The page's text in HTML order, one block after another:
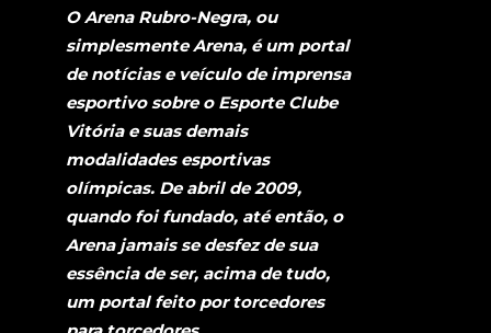
O Arena Rubro-Negra, ou
simplesmente Arena, é um portal
de notícias e veículo de imprensa
esportivo sobre o Esporte Clube
Vitória e suas demais
modalidades esportivas
olímpicas. De abril de 2009,
quando foi fundado, até então, o
Arena jamais se desfez de sua
essência de ser, acima de tudo,
um portal feito por torcedores